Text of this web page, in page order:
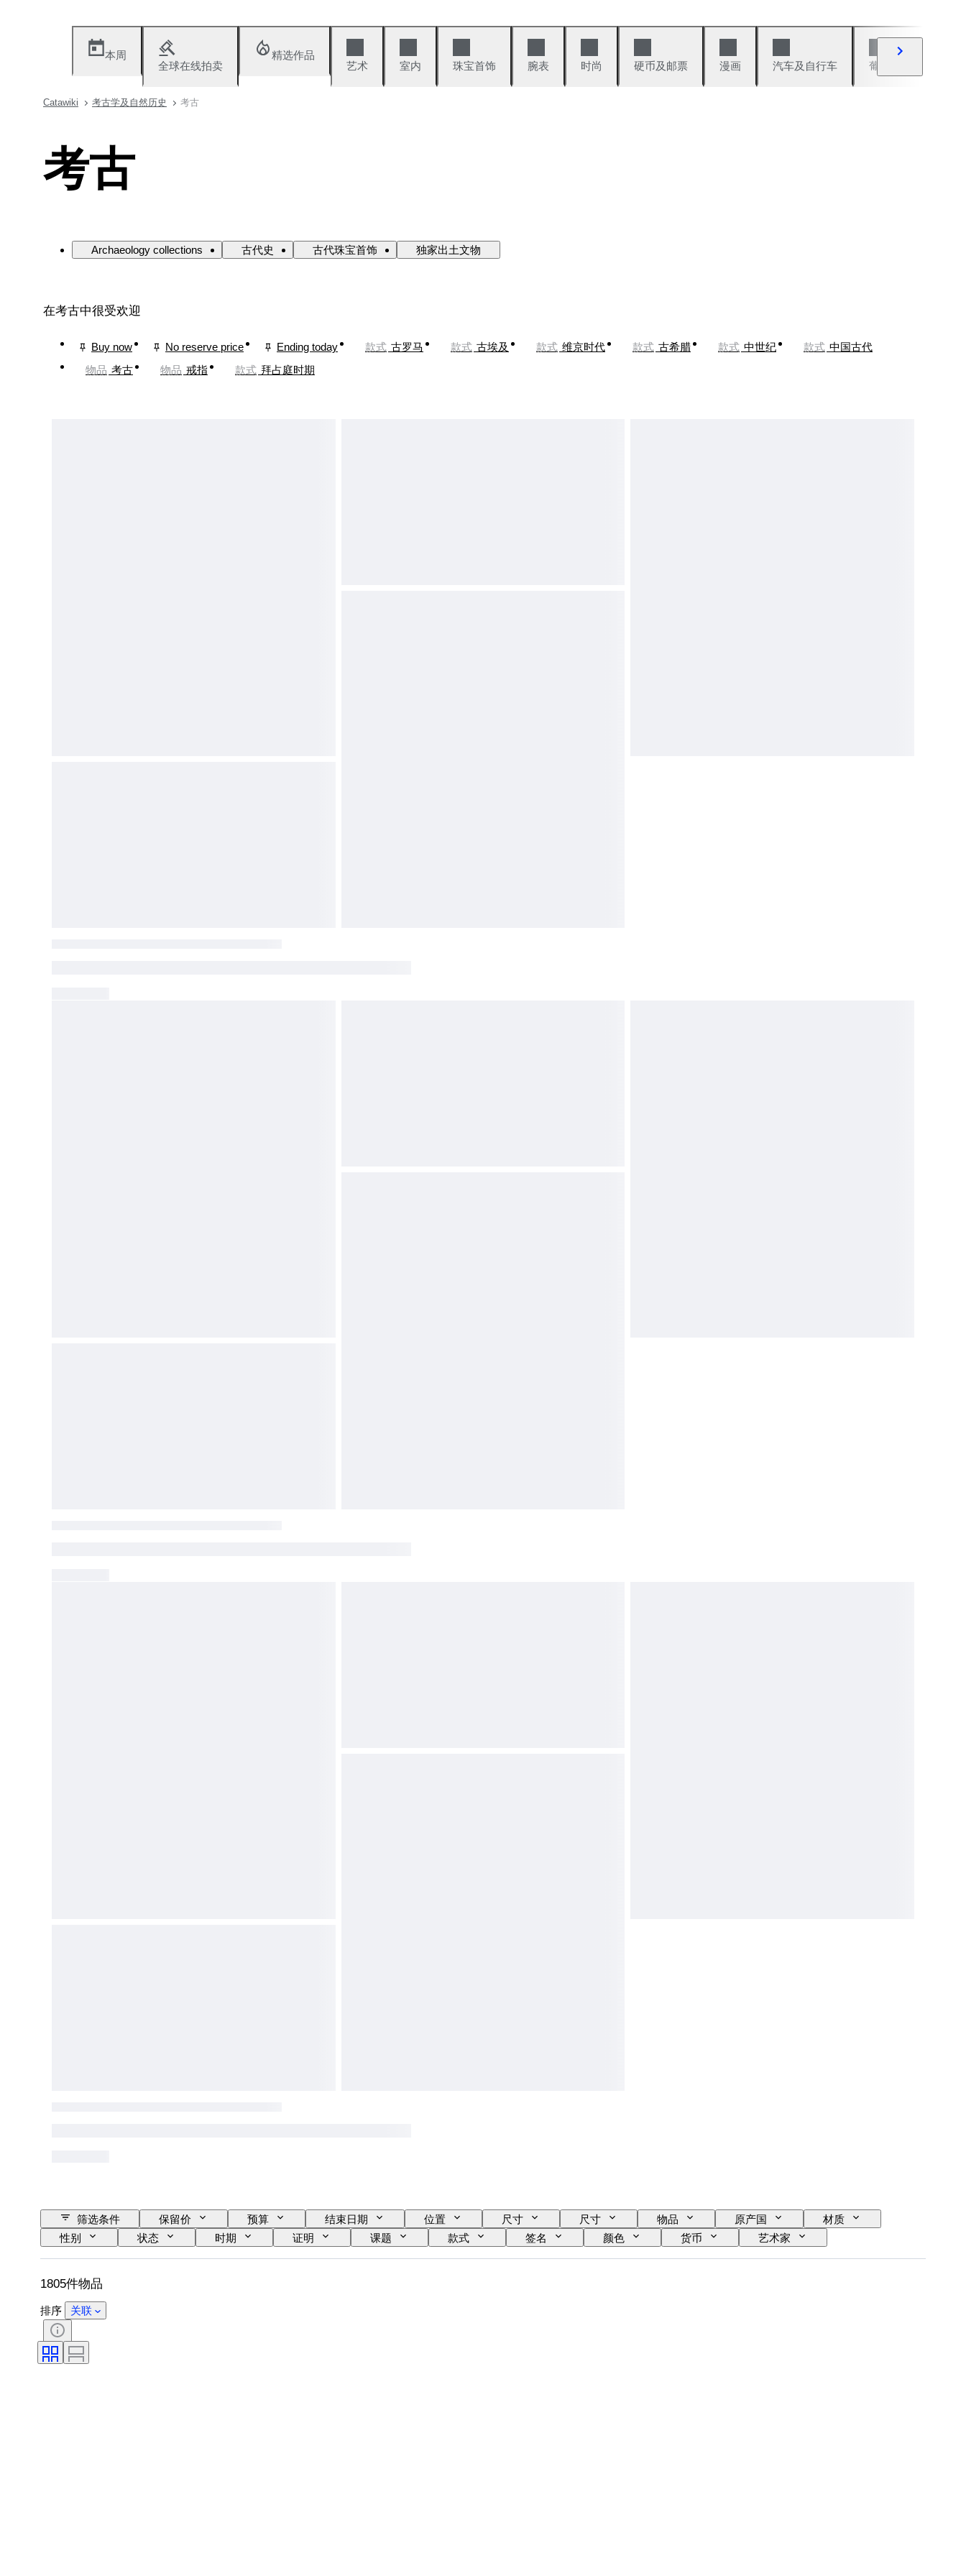
本周
全球在线拍卖
精选作品
艺术
室内 珠宝首饰 腕表 时尚 硬币及邮票 漫画 汽车及自行车 葡萄酒及烈性酒
Catawiki 考古学及自然历史 考古
考古
Archaeology collections 古代史 古代珠宝首饰 独家出土文物
在考古中很受欢迎
Buy now No reserve price Ending today 款式 古罗马 款式 古埃及 款式 维京时代 款式 古希腊 款式 中世纪 款式 中国古代
物品 考古 物品 戒指 款式 拜占庭时期
筛选条件 保留价 预算 结束日期 位置 尺寸 尺寸 物品 原产国
材质
性别
状态 时期 证明 课题 款式 签名 颜色 货币
艺术家
物品尺寸
Culture 考古学类型 时代 原创作品／复制品 标本 原产地
1805件物品
排序 关联